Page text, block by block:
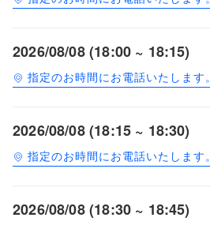
2026/08/08 (18:00 ~ 18:15)
指定のお時間にお電話いたします。
2026/08/08 (18:15 ~ 18:30)
指定のお時間にお電話いたします。
2026/08/08 (18:30 ~ 18:45)